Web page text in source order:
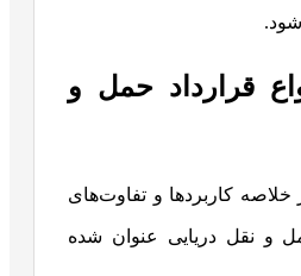
قرارداد حمل‌ و
کاربردها و تفاوت‌های
و نقل دریایی عنوان شده